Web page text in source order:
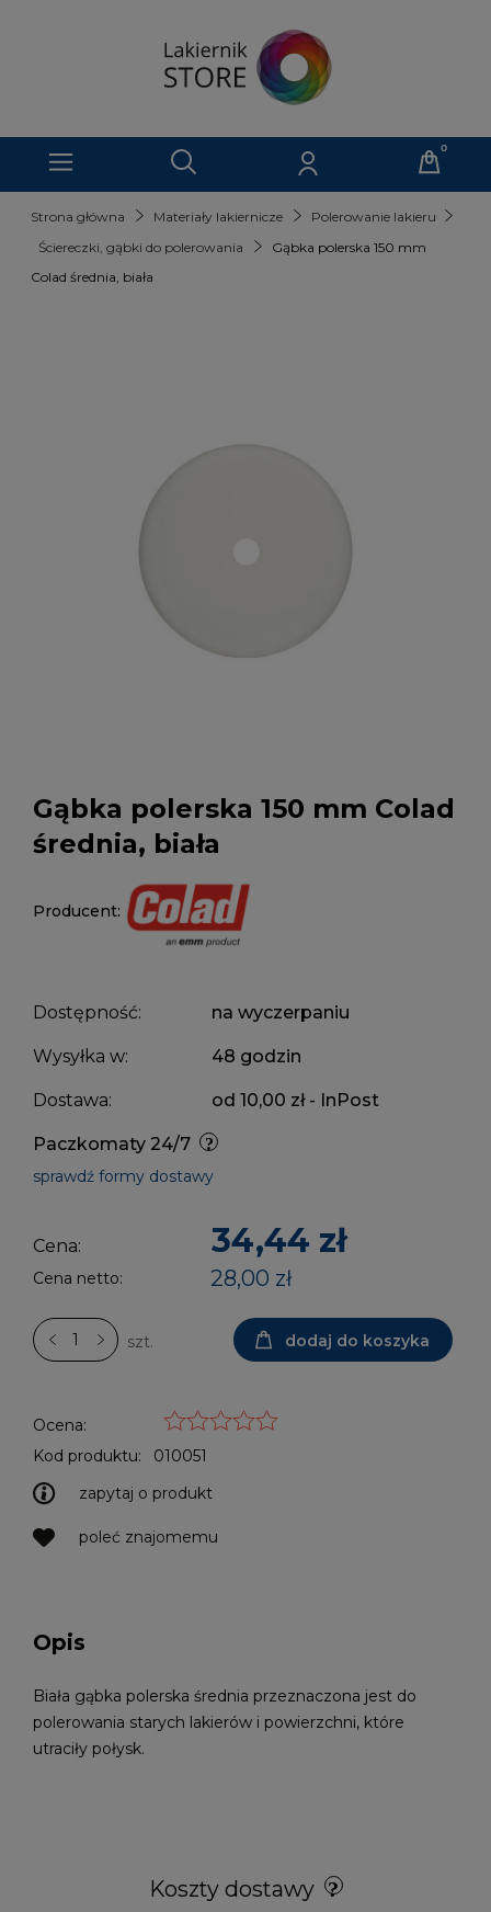
Strona główna Materiały lakiernicze
Polerowanie lakieru
Ściereczki, gąbki do polerowania
Gąbka polerska 150 mm
Colad średnia, biała
Gąbka polerska 150 mm Colad
średnia, biała
Producent:
Dostępność: na wyczerpaniu
Wysyłka w: 48 godzin
Dostawa: od 10,00 zł - InPost
Paczkomaty 24/7
sprawdź formy dostawy
Cena: 34,44 zł
Cena netto: 28,00 zł
szt. dodaj do koszyka
Ocena:
Kod produktu:
010051
zapytaj o produkt
poleć znajomemu
Opis
Biała gąbka polerska średnia przeznaczona jest do
polerowania starych lakierów i powierzchni, które
utraciły połysk.
Koszty dostawy